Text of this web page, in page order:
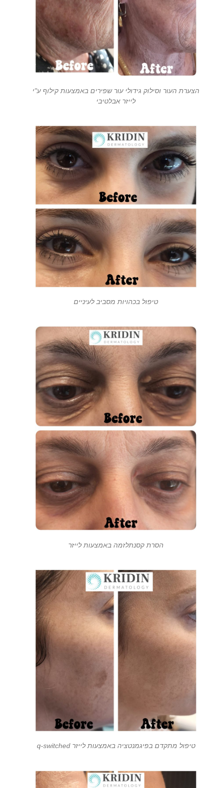
הצערת העור וסילוק גידולי עור שפירים באמצעות קילוף ע"י
לייזר אבלטיבי
טיפול בכהויות מסביב לעיניים
הסרת קסנתלזמה באמצעות לייזר
טיפול מתקדם בפיגמנטציה באמצעות לייזר q-switched